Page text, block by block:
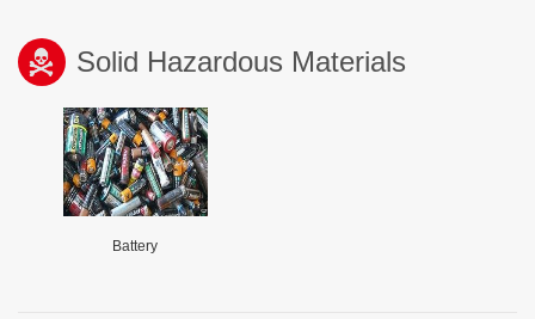
Solid Hazardous Materials
Battery